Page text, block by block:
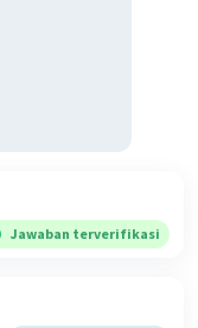
Jawaban terverifikasi